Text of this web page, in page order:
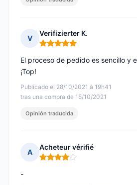
V
Verifizierter K.
Nota: 5 de 5
Publicado el 28/10/2021 à 19h41
tras una compra de 15/10/2021
El proceso de pedido es sencillo y
¡Top!
Opinión traducida
A
Acheteur vérifié
Nota: 4 de 5
-